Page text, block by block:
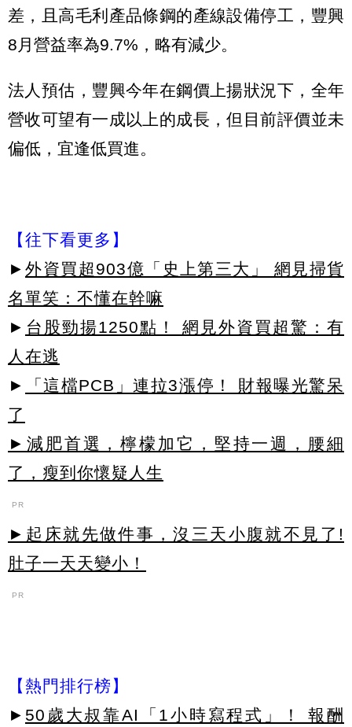
差，且高毛利產品條鋼的產線設備停工，豐興
8月營益率為9.7%，略有減少。
法人預估，豐興今年在鋼價上揚狀況下，全年
營收可望有一成以上的成長，但目前評價並未
偏低，宜逢低買進。
【往下看更多】
► 外資買超903億「史上第三大」 網見掃貨
名單笑：不懂在幹嘛
► 台股勁揚1250點！ 網見外資買超驚：有
人在逃
►
「這檔PCB」連拉3漲停！ 財報曝光驚呆
了
►減肥首選，檸檬加它，堅持一週，腰細
了，瘦到你懷疑人生
PR
►起床就先做件事，沒三天小腹就不見了!
肚子一天天變小！
PR
【熱門排行榜】
► 50歲大叔靠AI「1小時寫程式」！ 報酬